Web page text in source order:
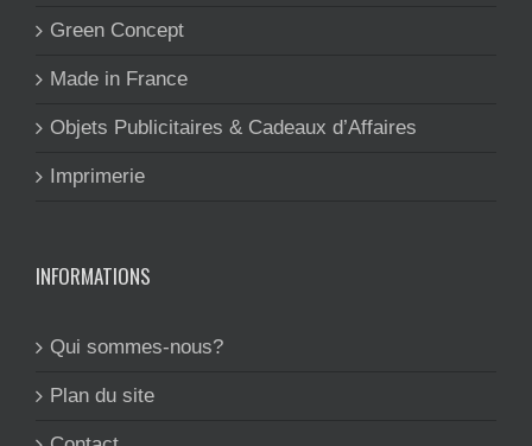
Green Concept
Made in France
Objets Publicitaires & Cadeaux d’Affaires
Imprimerie
INFORMATIONS
Qui sommes-nous?
Plan du site